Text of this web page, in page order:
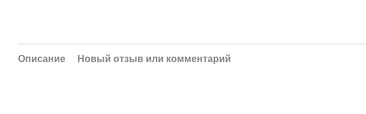
Описание Новый отзыв или комментарий